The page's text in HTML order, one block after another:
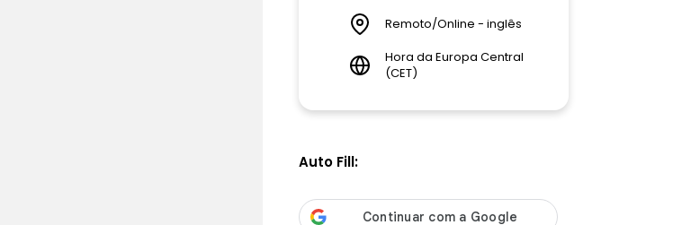
Remoto/Online - inglês
Hora da Europa Central
(CET)
Auto Fill: